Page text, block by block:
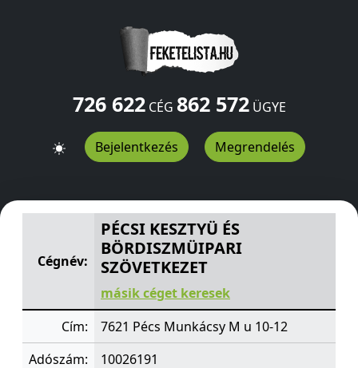
726 622CÉG 862 572ÜGYE
Bejelentkezés Megrendelés
PÉCSI KESZTYÜ ÉS BÖRDISZMÜIPARI SZÖVETKEZET
Cégnév:
PÉCSI KESZTYÜ ÉS
BÖRDISZMÜIPARI
SZÖVETKEZET
másik céget keresek
Cím:
7621 Pécs Munkácsy M u 10-12
Adószám:
10026191